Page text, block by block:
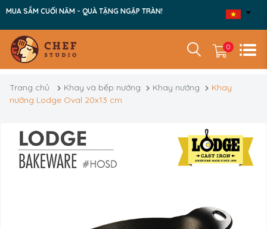
MUA SẮM CUỐI NĂM - QUÀ TẶNG NGẬP TRÀN!
0
Trang chủ Khay và bếp nướng Khay nướng
Khay
nướng Lodge Oval 20x13 cm